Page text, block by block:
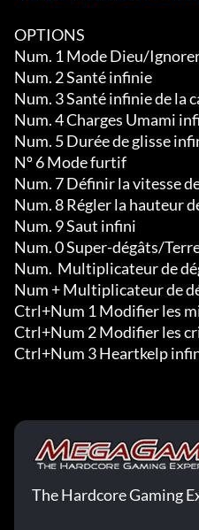
OPTIONS
Num. 1 Mode Dieu/
Num. 2 Santé infinie
Num. 3 Santé infinie de la
Num. 4 Charges Umami
Num. 5 Durée de glisse
Nº 6 Mode furtif
Num. 7 Définir la vitesse
Num. 8 Régler la hauteur
Num. 9 Saut infini
Num. 0 Super-dégâts/
Num.  Multiplicateur de
Num + Multiplicateur de
Ctrl+Num 1 Modifier les
Ctrl+Num 2 Modifier les
Ctrl+Num 3 Heartkelp
The Hardcore Gaming